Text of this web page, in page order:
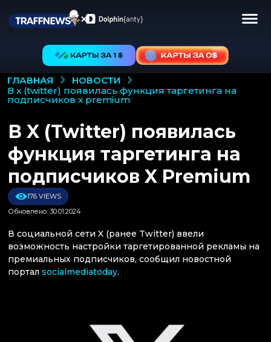
ГЛАВНАЯ
НОВОСТИ
в x (twitter) появилась функция таргетинга на
подписчиков x premium
В X (Twitter) появилась
функция таргетинга на
подписчиков X Premium
176 VIEWS
Обновлено: 30.01.2024
В социальной сети X (ранее Twitter) ввели
возможность настройки таргетированной рекламы на
премиальных подписчиков, сообщил новостной
портал socialmediatoday.